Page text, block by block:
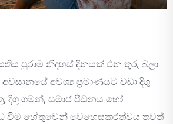
පුරාම නිදහස් දිනයක් එන තුරු බලා
අවශ්‍ය ප්‍රමාණයට වඩා දිගු
දිගු ගමන්, සමාජ පීඩනය හෝ
වීම හේතුවෙන් වෙහෙසකරත්වය තවත්